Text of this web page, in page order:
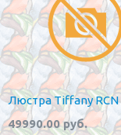
Люстра Tiffany RCN
49990.00 руб.